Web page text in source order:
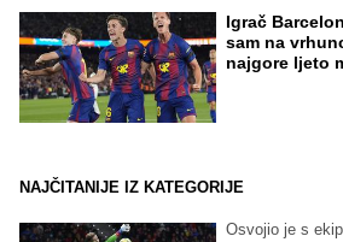
Igrač
sam na
najgore ljeto
NAJČITANIJE IZ KATEGORIJE
Osvojio je s